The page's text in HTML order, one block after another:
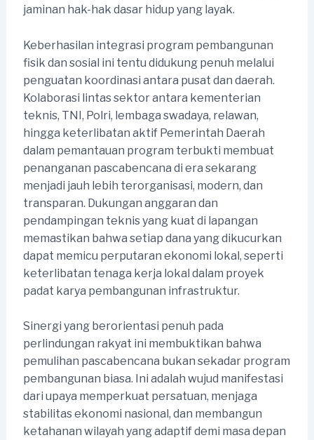
jaminan hak-hak dasar hidup yang layak.
Keberhasilan integrasi program pembangunan
fisik dan sosial ini tentu didukung penuh melalui
penguatan koordinasi antara pusat dan daerah.
Kolaborasi lintas sektor antara kementerian
teknis, TNI, Polri, lembaga swadaya, relawan,
hingga keterlibatan aktif Pemerintah Daerah
dalam pemantauan program terbukti membuat
penanganan pascabencana di era sekarang
menjadi jauh lebih terorganisasi, modern, dan
transparan. Dukungan anggaran dan
pendampingan teknis yang kuat di lapangan
memastikan bahwa setiap dana yang dikucurkan
dapat memicu perputaran ekonomi lokal, seperti
keterlibatan tenaga kerja lokal dalam proyek
padat karya pembangunan infrastruktur.
Sinergi yang berorientasi penuh pada
perlindungan rakyat ini membuktikan bahwa
pemulihan pascabencana bukan sekadar program
pembangunan biasa. Ini adalah wujud manifestasi
dari upaya memperkuat persatuan, menjaga
stabilitas ekonomi nasional, dan membangun
ketahanan wilayah yang adaptif demi masa depan